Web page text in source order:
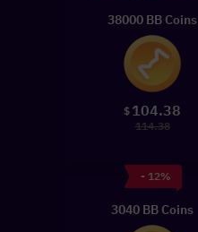
38000 BB Coins
$ 104.38
114.38
- 12%
3040 BB Coins